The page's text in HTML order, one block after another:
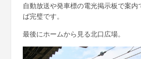
自動放送や発車標の電光掲示板で案
ば完璧です。
最後にホームから見る北口広場。